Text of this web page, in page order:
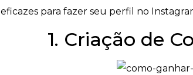
eficazes para fazer seu perfil no
1. Criação de